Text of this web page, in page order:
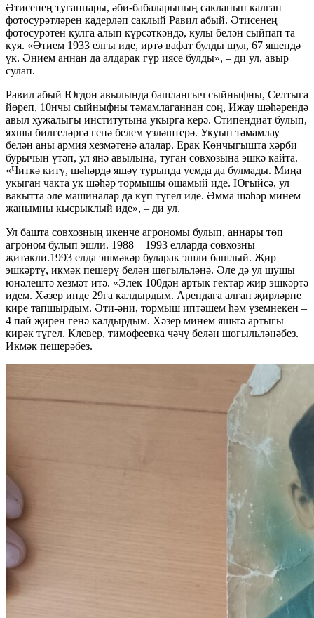
Әтисенең туганнары, әби-бабаларының сакланып калган
фотосурәтләрен кадерләп саклый Равил абый. Әтисенең
фотосурәтен кулга алып күрсәткәндә, кулы белән сыйпап та
куя. «Әтием 1933 елгы иде, иртә вафат булды шул, 67 яшендә
үк. Әнием аннан да алдарак гүр иясе булды», – ди ул, авыр
сулап.
Равил абый Югдон авылында башлангыч сыйныфны, Селтыга
йөреп, 10нчы сыйныфны тәмамлаганнан соң, Ижау шәһәрендә
авыл хуҗалыгы институтына укырга керә. Стипендиат булып,
яхшы билгеләргә генә белем үзләштерә. Укуын тәмамлау
белән аны армия хезмәтенә алалар. Ерак Көнчыгышта хәрби
бурычын үтәп, ул янә авылына, туган совхозына эшкә кайта.
«Читкә китү, шәһәрдә яшәү турында уемда да булмады. Миңа
укыган чакта ук шәһәр тормышы ошамый иде. Югыйсә, ул
вакытта әле машиналар да күп түгел иде. Әмма шәһәр минем
җанымны кысрыклый иде», – ди ул.
Ул башта совхозның икенче агрономы булып, аннары төп
агроном булып эшли. 1988 – 1993 елларда совхозны
җитәкли.1993 елда эшмәкәр буларак эшли башлый. Җир
эшкәртү, икмәк пешерү белән шөгыльләнә. Әле дә ул шушы
юнәлештә хезмәт итә. «Элек 100дән артык гектар җир эшкәртә
идем. Хәзер инде 29га калдырдым. Арендага алган җирләрне
кире тапшырдым. Әти-әни, тормыш иптәшем һәм үземнекен –
4 пай җирен генә калдырдым. Хәзер минем яшьтә артыгы
кирәк түгел. Клевер, тимофеевка чәчү белән шөгыльләнәбез.
Икмәк пешерәбез.